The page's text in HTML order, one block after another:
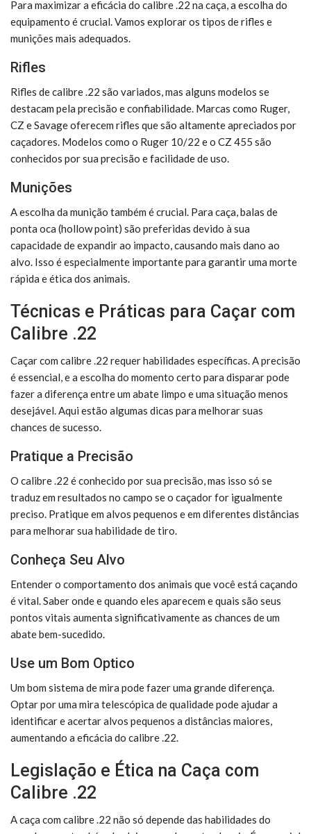
Para maximizar a eficácia do calibre .22 na caça, a escolha do
equipamento é crucial. Vamos explorar os tipos de rifles e
munições mais adequados.
Rifles
Rifles de calibre .22 são variados, mas alguns modelos se
destacam pela precisão e confiabilidade. Marcas como Ruger,
CZ e Savage oferecem rifles que são altamente apreciados por
caçadores. Modelos como o Ruger 10/22 e o CZ 455 são
conhecidos por sua precisão e facilidade de uso.
Munições
A escolha da munição também é crucial. Para caça, balas de
ponta oca (hollow point) são preferidas devido à sua
capacidade de expandir ao impacto, causando mais dano ao
alvo. Isso é especialmente importante para garantir uma morte
rápida e ética dos animais.
Técnicas e Práticas para Caçar com
Calibre .22
Caçar com calibre .22 requer habilidades específicas. A precisão
é essencial, e a escolha do momento certo para disparar pode
fazer a diferença entre um abate limpo e uma situação menos
desejável. Aqui estão algumas dicas para melhorar suas
chances de sucesso.
Pratique a Precisão
O calibre .22 é conhecido por sua precisão, mas isso só se
traduz em resultados no campo se o caçador for igualmente
preciso. Pratique em alvos pequenos e em diferentes distâncias
para melhorar sua habilidade de tiro.
Conheça Seu Alvo
Entender o comportamento dos animais que você está caçando
é vital. Saber onde e quando eles aparecem e quais são seus
pontos vitais aumenta significativamente as chances de um
abate bem-sucedido.
Use um Bom Optico
Um bom sistema de mira pode fazer uma grande diferença.
Optar por uma mira telescópica de qualidade pode ajudar a
identificar e acertar alvos pequenos a distâncias maiores,
aumentando a eficácia do calibre .22.
Legislação e Ética na Caça com
Calibre .22
A caça com calibre .22 não só depende das habilidades do